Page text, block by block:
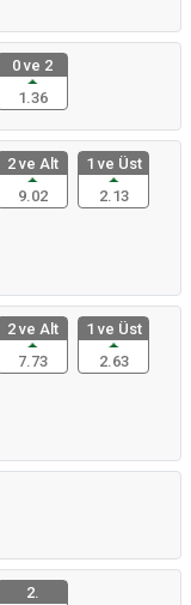
0 ve 2
1.36
2 ve Alt
9.02
1 ve Üst
2.13
2 ve Alt
7.73
1 ve Üst
2.63
2.